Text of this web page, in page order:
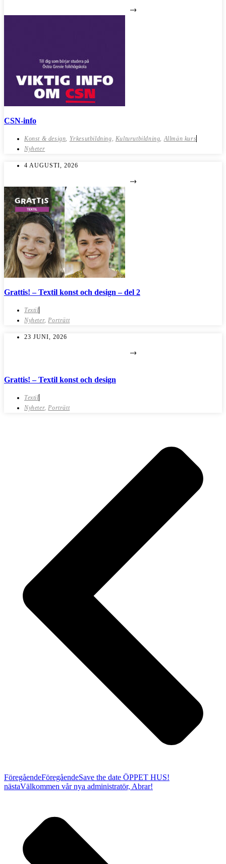
CSN-info
Konst & design, Yrkesutbildning, Kulturutbildning,Allmän kurs
Nyheter
4 AUGUSTI, 2026
Grattis! – Textil konst och design – del 2
Textil
Nyheter,Porträtt
23 JUNI, 2026
Grattis! – Textil konst och design
Textil
Nyheter,Porträtt
FöregåendeFöregåendeSave the date ÖPPET HUS!
nästaVälkommen vår nya administratör, Abrar!